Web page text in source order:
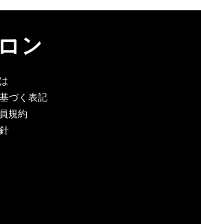
づく表記
規約